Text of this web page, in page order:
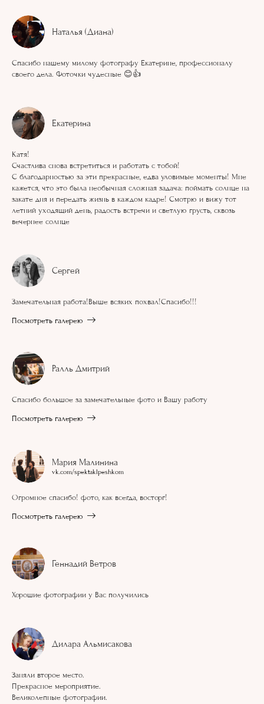
Наталья (Диана)
Спасибо нашему милому фотографу Екатерине, профессионалу
своего дела. Фоточки чудесные 😊👍
Екатерина
Катя!
Счастлива снова встретиться и работать с тобой!
С благодарностью за эти прекрасные, едва уловимые моменты! Мне
кажется, что это была необычная сложная задача: поймать солнце на
закате дня и передать жизнь в каждом кадре! Смотрю и вижу тот
летний уходящий день, радость встречи и светлую грусть, сквозь
вечернее солнце
Сергей
Замечательная работа!Выше всяких похвал!Спасибо!!!
Посмотреть галерею
Ралль Дмитрий
Спасибо большое за замечательные фото и Вашу работу
Посмотреть галерею
Мария Малинина
vk.com/spektaklpeshkom
Огромное спасибо! фото, как всегда, восторг!
Посмотреть галерею
Геннадий Ветров
Хорошие фотографии у Вас получились
Дилара Альмисакова
Заняли второе место.
Прекрасное мероприятие.
Великолепные фотографии.